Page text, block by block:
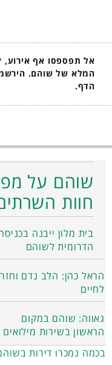
אל תפספסו אף אירוע,
המלא של שוהם.
הדף.
שוהם על
חוות
בית מלון ייבנה
הדרומית לשוהם
הראל כהן: הלב נדם וחזר
לחיים
גאווה: שוהם במקום
הראשון בשירות מילואים
בכמה נמכרו דירות